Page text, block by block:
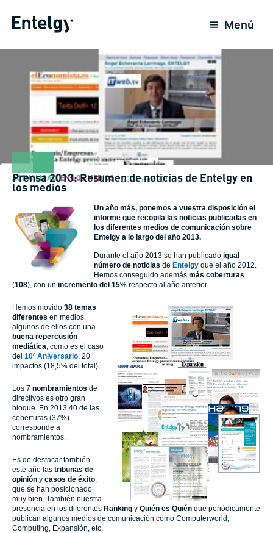
para
conteúdo
Menú
ACTUALIDAD,EN LOS MEDIOS 23 Janeiro 2014
Prensa 2013: Resumen de noticias de Entelgy en
los medios
Un año más, ponemos a vuestra disposición el
informe que recopila las noticias publicadas en
los diferentes medios de comunicación sobre
Entelgy a lo largo del año 2013.
Durante el año 2013 se han publicado igual
número de noticias de Entelgy que el año 2012.
Hemos conseguido además más coberturas
(108), con un incremento del 15% respecto al año anterior.
Hemos movido 38 temas
diferentes en medios,
algunos de ellos con una
buena repercusión
mediática , como es el caso
del 10º Aniversario: 20
impactos (18,5% del total).
Los 7 nombramientos de
directivos es otro gran
bloque. En 2013 40 de las
coberturas (37%)
corresponde a
nombramientos.
Es de destacar también
este año las tribunas de
opinión y casos de éxito
que se han posicionado
muy bien. También nuestra
presencia en los diferentes Ranking y Quién es Quién que periódicamente
publican algunos medios de comunicación como Computerworld,
Computing, Expansión, etc.